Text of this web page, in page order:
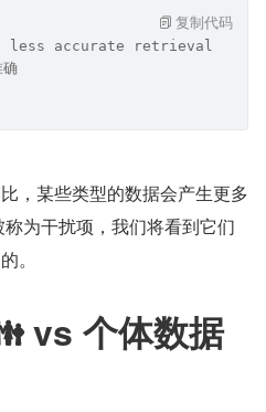
less accurate retrieval
复制代码
，某些类型的数据会产生更多
称为干扰项，我们将看到它们
。
vs 个体数据